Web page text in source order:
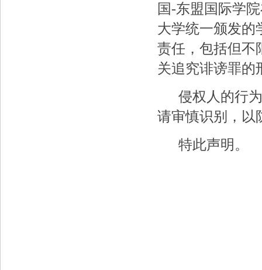
国-东盟国际学
大学统一颁发的
责任，包括但不
关追究诽谤罪的
侵权人的行为
请审慎识别，以
特此声明。